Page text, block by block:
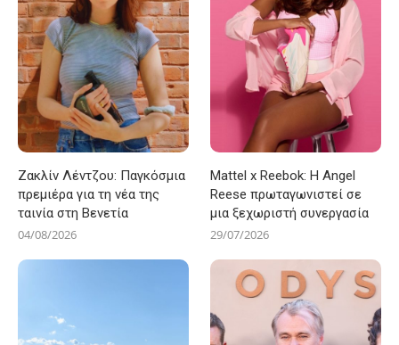
Ζακλίν Λέντζου: Παγκόσμια
πρεμιέρα για τη νέα της
ταινία στη Βενετία
04/08/2026
Mattel x Reebok: Η Angel
Reese πρωταγωνιστεί σε
μια ξεχωριστή συνεργασία
29/07/2026